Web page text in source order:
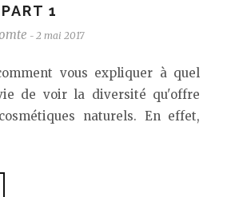
1
- 2 mai 2017
vous expliquer à quel
de voir la diversité qu'offre
naturels. En effet,